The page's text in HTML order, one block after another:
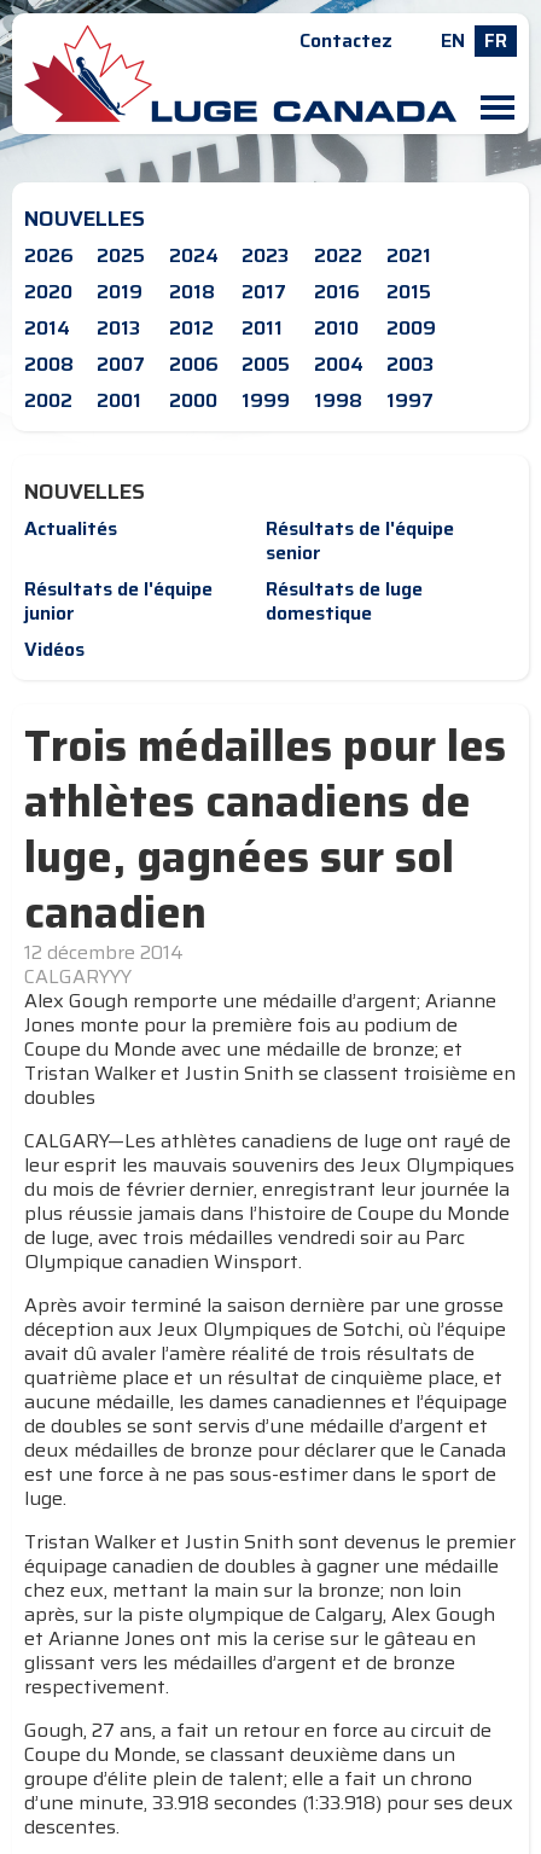
Contactez EN FR
M
NOUVELLES
2026 2025 2024 2023 2022
2021
2020
2019 2018 2017 2016
2015
2014
2013 2012 2011 2010
2009
2008
2007 2006 2005 2004
2003
2002
2001 2000 1999 1998 1997
NOUVELLES
Actualités
Résultats de l'équipe
senior
Résultats de l'équipe
junior
Résultats de luge
domestique
Vidéos
Trois médailles pour les
athlètes canadiens de
luge, gagnées sur sol
canadien
12 décembre 2014
CALGARYYY
Alex Gough remporte une médaille d’argent; Arianne
Jones monte pour la première fois au podium de
Coupe du Monde avec une médaille de bronze; et
Tristan Walker et Justin Snith se classent troisième en
doubles
CALGARY—Les athlètes canadiens de luge ont rayé de
leur esprit les mauvais souvenirs des Jeux Olympiques
du mois de février dernier, enregistrant leur journée la
plus réussie jamais dans l’histoire de Coupe du Monde
de luge, avec trois médailles vendredi soir au Parc
Olympique canadien Winsport.
Après avoir terminé la saison dernière par une grosse
déception aux Jeux Olympiques de Sotchi, où l’équipe
avait dû avaler l’amère réalité de trois résultats de
quatrième place et un résultat de cinquième place, et
aucune médaille, les dames canadiennes et l’équipage
de doubles se sont servis d’une médaille d’argent et
deux médailles de bronze pour déclarer que le Canada
est une force à ne pas sous-estimer dans le sport de
luge.
Tristan Walker et Justin Snith sont devenus le premier
équipage canadien de doubles à gagner une médaille
chez eux, mettant la main sur la bronze; non loin
après, sur la piste olympique de Calgary, Alex Gough
et Arianne Jones ont mis la cerise sur le gâteau en
glissant vers les médailles d’argent et de bronze
respectivement.
Gough, 27 ans, a fait un retour en force au circuit de
Coupe du Monde, se classant deuxième dans un
groupe d’élite plein de talent; elle a fait un chrono
d’une minute, 33.918 secondes (1:33.918) pour ses deux
descentes.